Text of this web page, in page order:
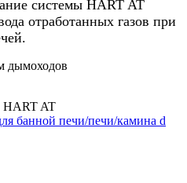
системы HART AT
отработанных газов при
дымоходов
HART AT
банной печи/печи/камина d